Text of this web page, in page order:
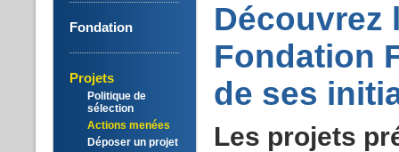
Fondation
Projets
Politique de
sélection
Actions menées
Déposer un projet
Découvrez
Fondation
de ses
Les projets